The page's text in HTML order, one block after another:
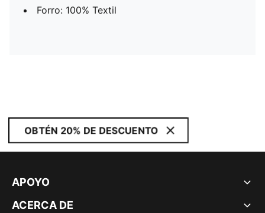
Forro: 100% Textil
OBTÉN 20% DE DESCUENTO
APOYO
ACERCA DE